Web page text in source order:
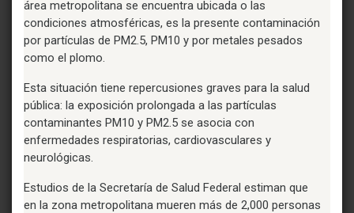
área metropolitana se encuentra ubicada o las
condiciones atmosféricas, es la presente contaminación
por partículas de PM2.5, PM10 y por metales pesados
como el plomo.
Esta situación tiene repercusiones graves para la salud
pública: la exposición prolongada a las partículas
contaminantes PM10 y PM2.5 se asocia con
enfermedades respiratorias, cardiovasculares y
neurológicas.
Estudios de la Secretaría de Salud Federal estiman que
en la zona metropolitana mueren más de 2,000 personas